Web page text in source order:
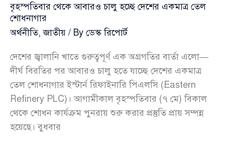
বৃহস্পতিবার থেকে আবারও চালু হচ্ছে দেশের একমাত্র তেল
শোধনাগার
অর্থনীতি,জাতীয় / By ডেস্ক রিপোর্ট
দেশের জ্বালানি খাতে গুরুত্বপূর্ণ এক অগ্রগতির বার্তা এলো—
দীর্ঘ বিরতির পর আবারও চালু হতে যাচ্ছে দেশের একমাত্র
তেল শোধনাগার ইস্টার্ন রিফাইনারি পিএলসি (Eastern
Refinery PLC)। আগামীকাল বৃহস্পতিবার (৭ মে) বিকাল
থেকে শোধন কার্যক্রম পুনরায় শুরু করার প্রস্তুতি প্রায় সম্পন্ন
হয়েছে। বুধবার